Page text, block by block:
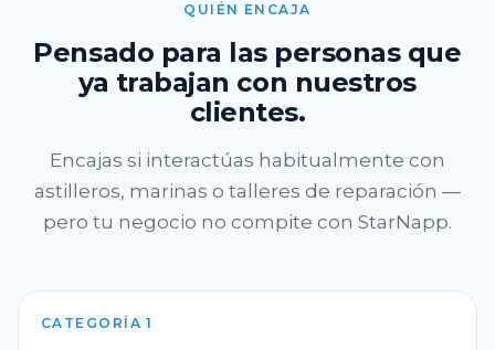
QUIÉN ENCAJA
Pensado para las personas que
ya trabajan con nuestros
clientes.
Encajas si interactúas habitualmente con
astilleros, marinas o talleres de reparación —
pero tu negocio no compite con StarNapp.
CATEGORÍA 1